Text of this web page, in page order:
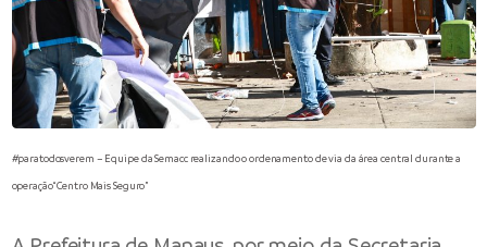
#paratodosverem – Equipe da Semacc realizando o ordenamento de via da área central durante a
operação “Centro Mais Seguro”